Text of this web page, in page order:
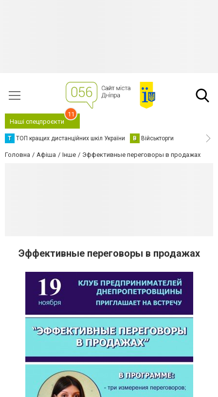
Наші спецпроєкти
11
Т ТОП кращих дистанційних шкіл України В Військторги
Головна Афіша Інше Эффективные переговоры в продажах
Эффективные переговоры в продажах